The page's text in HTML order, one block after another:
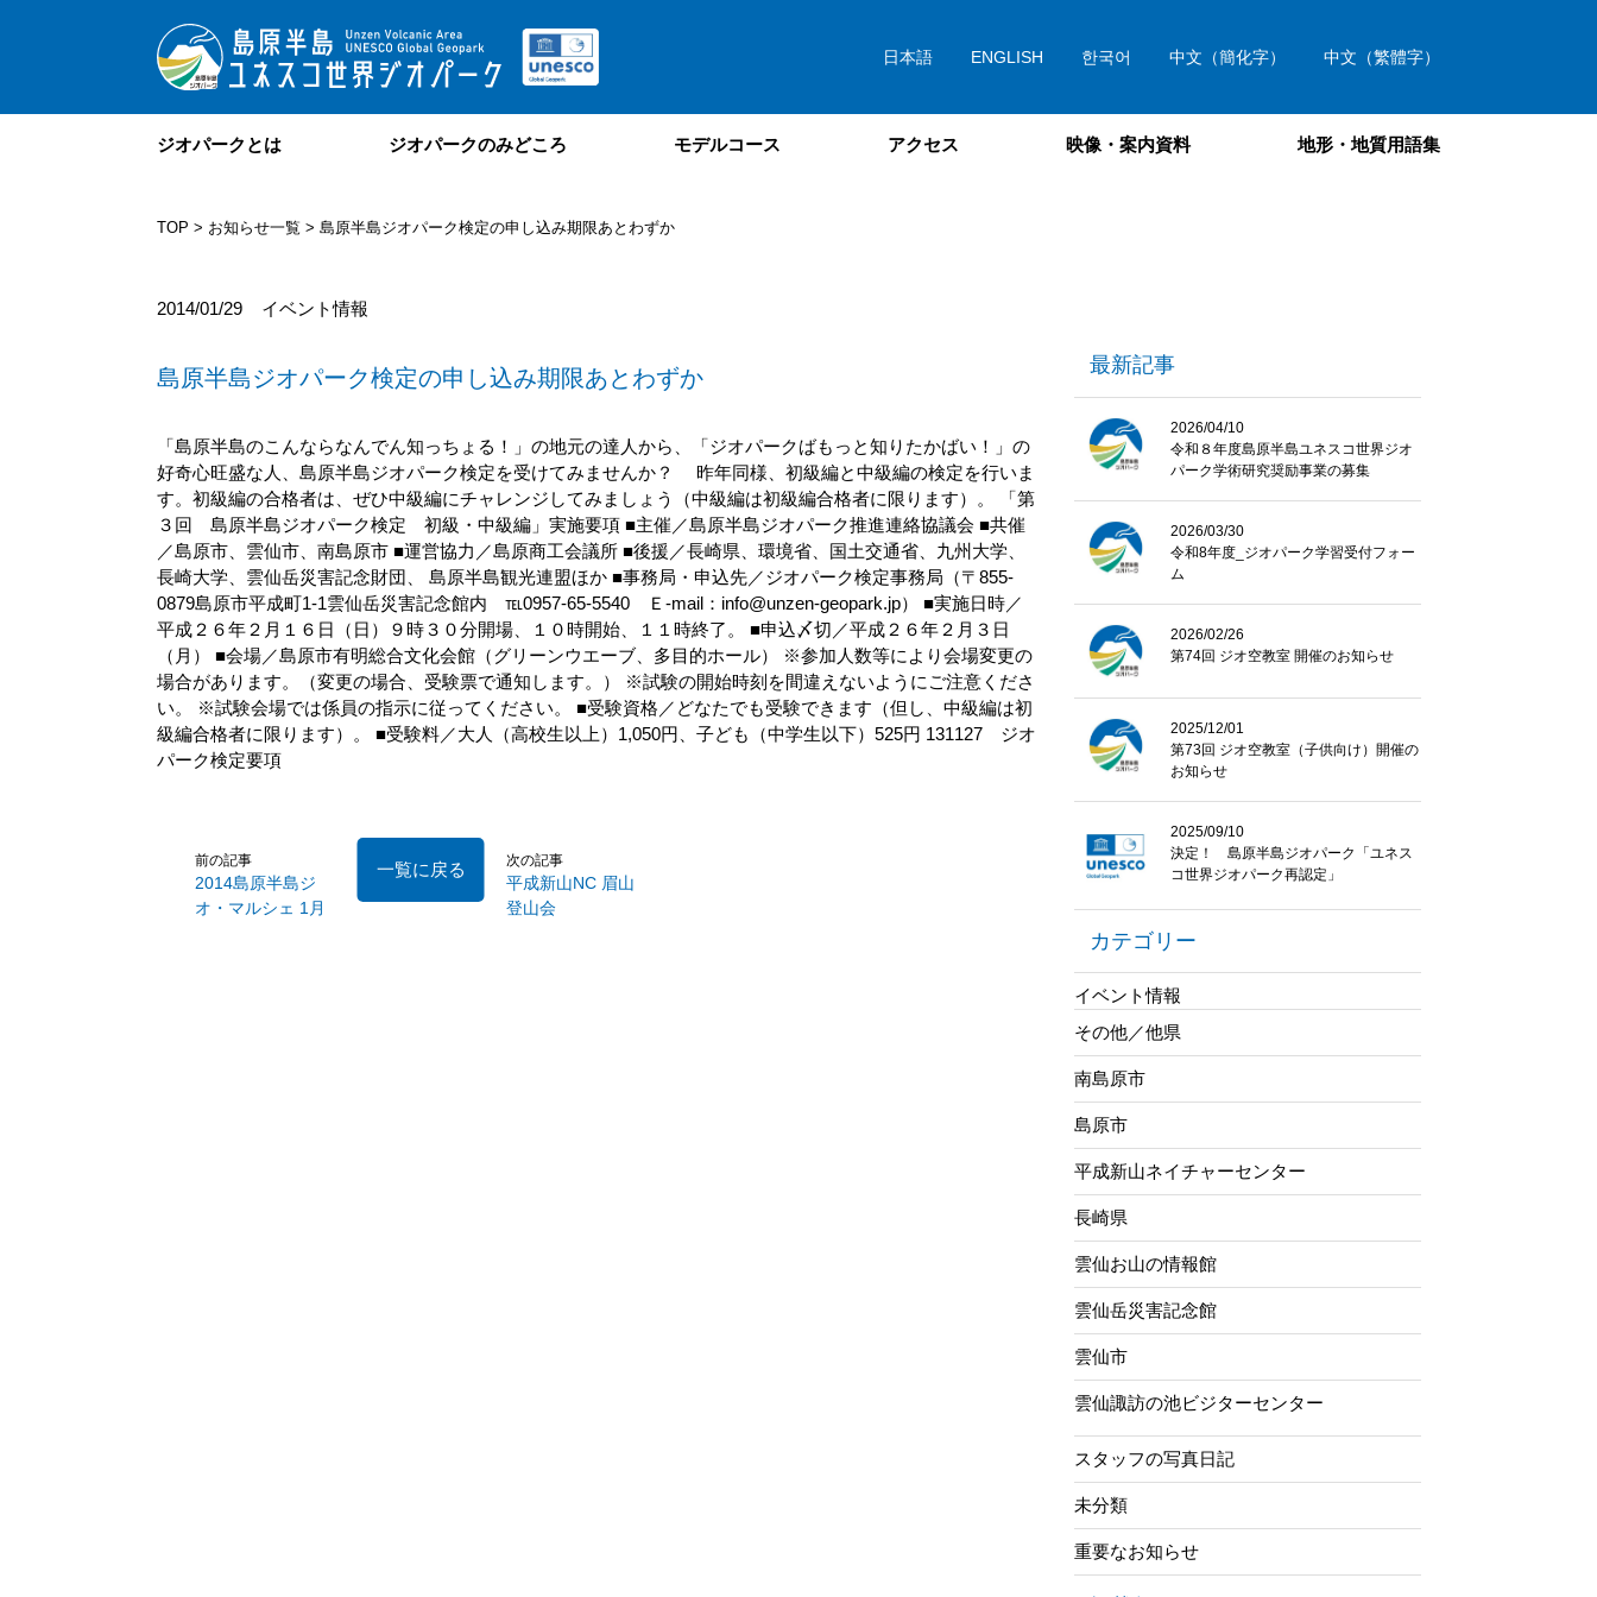
日本語 ENGLISH 한국어 中文（簡化字） 中文（繁體字）
ジオパークとは ジオパークのみどころ モデルコース アクセス 映像・案内資料 地形・地質用語集
TOP > お知らせ一覧 > 島原半島ジオパーク検定の申し込み期限あとわずか
2014/01/29 イベント情報
島原半島ジオパーク検定の申し込み期限あとわずか
「島原半島のこんならなんでん知っちょる！」の地元の達人から、「ジオパークばもっと知りたかばい！」の
好奇心旺盛な人、島原半島ジオパーク検定を受けてみませんか？ 昨年同様、初級編と中級編の検定を行いま
す。初級編の合格者は、ぜひ中級編にチャレンジしてみましょう（中級編は初級編合格者に限ります）。 「第
３回 島原半島ジオパーク検定 初級・中級編」実施要項 ■主催／島原半島ジオパーク推進連絡協議会 ■共催
／島原市、雲仙市、南島原市 ■運営協力／島原商工会議所 ■後援／長崎県、環境省、国土交通省、九州大学、
長崎大学、雲仙岳災害記念財団、 島原半島観光連盟ほか ■事務局・申込先／ジオパーク検定事務局（〒855-
0879島原市平成町1-1雲仙岳災害記念館内 ℡0957-65-5540 Ｅ-mail：info@unzen-geopark.jp） ■実施日時／
平成２６年２月１６日（日）９時３０分開場、１０時開始、１１時終了。 ■申込〆切／平成２６年２月３日
（月） ■会場／島原市有明総合文化会館（グリーンウエーブ、多目的ホール） ※参加人数等により会場変更の
場合があります。（変更の場合、受験票で通知します。） ※試験の開始時刻を間違えないようにご注意くださ
い。 ※試験会場では係員の指示に従ってください。 ■受験資格／どなたでも受験できます（但し、中級編は初
級編合格者に限ります）。 ■受験料／大人（高校生以上）1,050円、子ども（中学生以下）525円 131127 ジオ
パーク検定要項
前の記事
2014島原半島ジ
オ・マルシェ 1月
次の記事
平成新山NC 眉山
登山会
一覧に戻る
最新記事
2026/04/10
令和８年度島原半島ユネスコ世界ジオ
パーク学術研究奨励事業の募集
2026/03/30
令和8年度_ジオパーク学習受付フォー
ム
2026/02/26
第74回 ジオ空教室 開催のお知らせ
2025/12/01
第73回 ジオ空教室（子供向け）開催の
お知らせ
2025/09/10
決定！ 島原半島ジオパーク「ユネス
コ世界ジオパーク再認定」
カテゴリー
イベント情報
その他／他県
南島原市
島原市
平成新山ネイチャーセンター
長崎県
雲仙お山の情報館
雲仙岳災害記念館
雲仙市
雲仙諏訪の池ビジターセンター
スタッフの写真日記
未分類
重要なお知らせ